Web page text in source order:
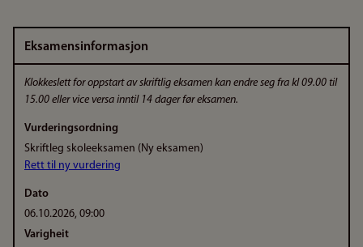
Eksamensinformasjon
Klokkeslett for oppstart av skriftlig eksamen kan endre seg fra kl 09.00 til
15.00 eller vice versa inntil 14 dager før eksamen.
Vurderingsordning
Skriftleg skoleeksamen (Ny eksamen)
Rett til ny vurdering
Dato
06.10.2026, 09:00
Varigheit